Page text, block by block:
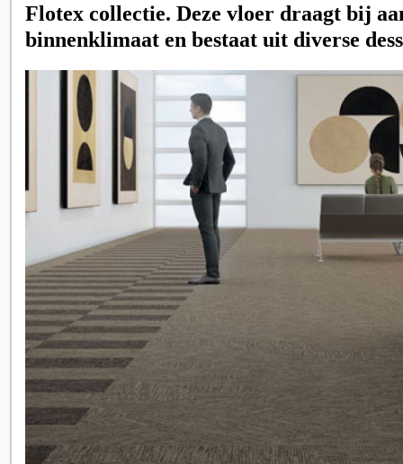
Flotex collectie. Deze vloer draagt bij
binnenklimaat en bestaat uit diverse